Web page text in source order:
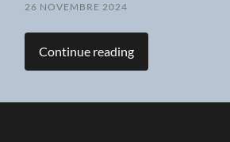
26 NOVEMBRE 2024
Continue reading